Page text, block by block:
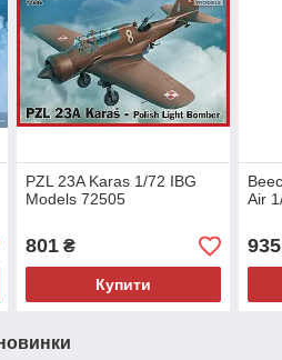
PZL 23A Karas 1/72 IBG
Models 72505
801₴
Купити
Air
935